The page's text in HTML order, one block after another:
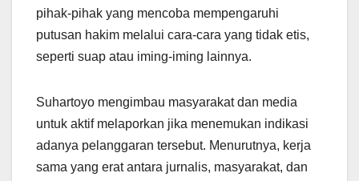
pihak-pihak yang mencoba mempengaruhi
putusan hakim melalui cara-cara yang tidak etis,
seperti suap atau iming-iming lainnya.
Suhartoyo mengimbau masyarakat dan media
untuk aktif melaporkan jika menemukan indikasi
adanya pelanggaran tersebut. Menurutnya, kerja
sama yang erat antara jurnalis, masyarakat, dan